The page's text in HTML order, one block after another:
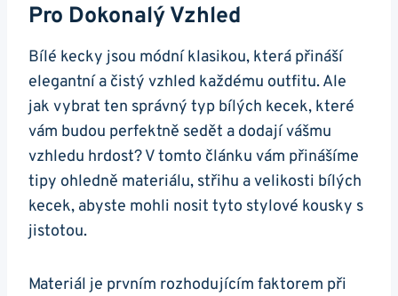
Pro Dokonalý Vzhled
Bílé kecky jsou módní klasikou, která přináší‍
elegantní‌ a čistý ​vzhled​ každému outfitu. Ale
⁣jak vybrat ten správný ​typ bílých kecek, které
vám budou‍ perfektně sedět ‌a dodají vášmu
vzhledu hrdost? V tomto článku vám přinášíme‍
tipy ohledně materiálu, střihu a velikosti ⁢bílých
kecek, abyste mohli nosit tyto stylové kousky s
jistotou.
Materiál je⁤ prvním rozhodujícím faktorem ⁢při